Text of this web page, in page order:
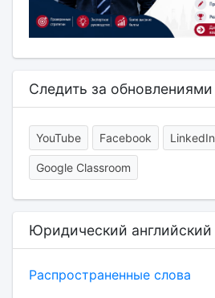
Следить за обновлениями
YouTube Facebook LinkedIn
Google Classroom
Юридический английский
Распространенные слова